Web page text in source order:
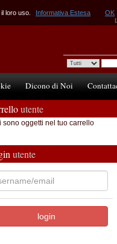
Dicono di Noi
utente
sono oggetti nel tuo carrello
utente
loro uso. Informativa Estesa OK